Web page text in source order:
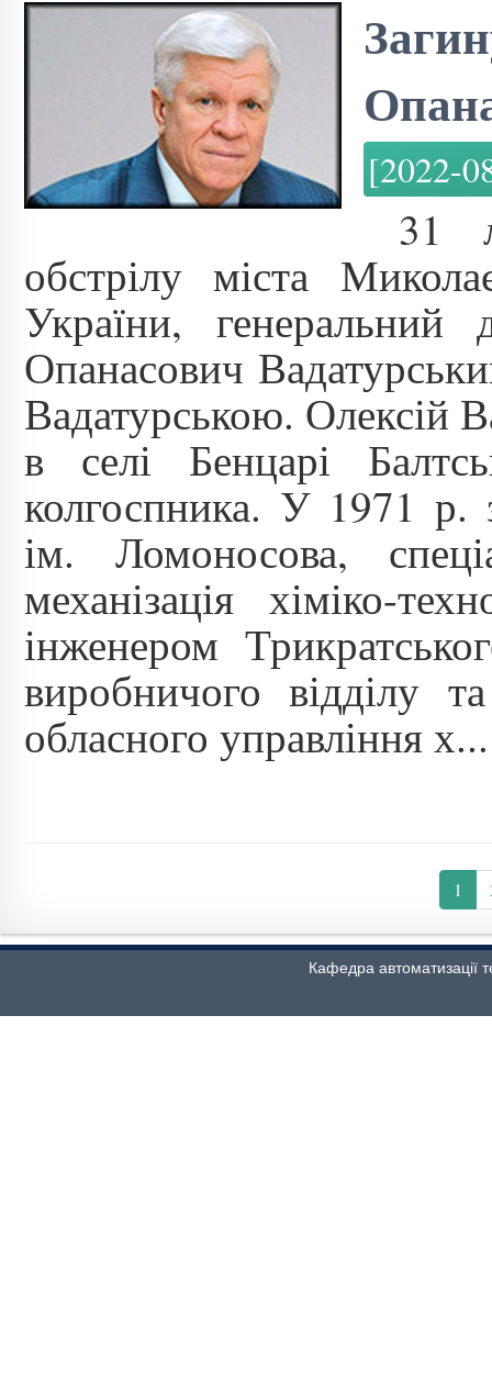
[2022-
31
обстрілу міста
України,
Опанасович
Вадатурською. Олексій
в селі Бенцарі
колгоспника. У 1971 р.
ім. Ломоносова,
механізація хіміко-
інженером
виробничого відділу
обласного управління х...
1
Кафедра автоматизації